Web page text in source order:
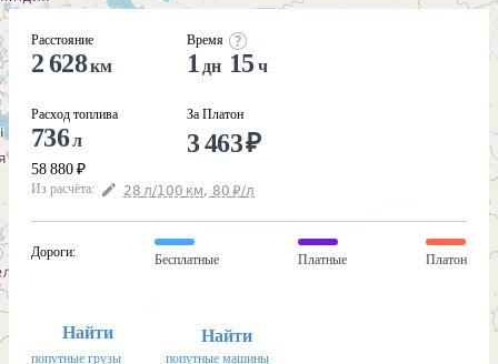
Расстояние
2 628км
Расход топлива
736л
58 880 ₽
Время
1 дн 15 ч
За Платон
3 463₽
Из расчёта: 28 л/100 км, 80 ₽/л
Дороги:
Бесплатные Платные Платон
Найти
попутные грузы
Найти
попутные машины